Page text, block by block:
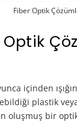
Fiber Optik
Optik
içinden ışığın
plastik
oluşmuş bir